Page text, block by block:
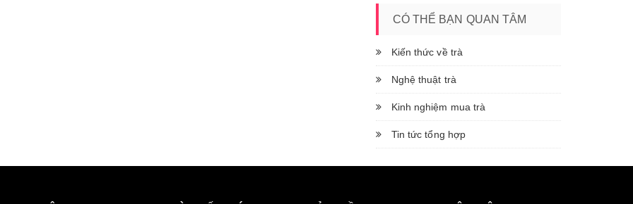
CÓ THỂ BẠN QUAN TÂM
Kiến thức về trà
Nghệ thuật trà
Kinh nghiệm mua trà
Tin tức tổng hợp